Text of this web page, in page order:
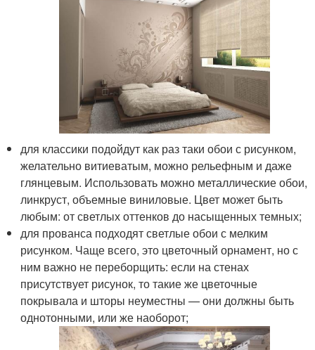
для классики подойдут как раз таки обои с рисунком,
желательно витиеватым, можно рельефным и даже
глянцевым. Использовать можно металлические обои,
линкруст, объемные виниловые. Цвет может быть
любым: от светлых оттенков до насыщенных темных;
для прованса подходят светлые обои с мелким
рисунком. Чаще всего, это цветочный орнамент, но с
ним важно не переборщить: если на стенах
присутствует рисунок, то такие же цветочные
покрывала и шторы неуместны — они должны быть
однотонными, или же наоборот;